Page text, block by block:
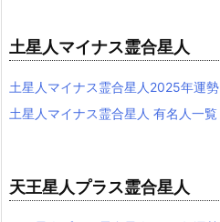
土星人マイナス霊合星人
土星人マイナス霊合星人2025年運勢
土星人マイナス霊合星人 有名人一覧
天王星人プラス霊合星人